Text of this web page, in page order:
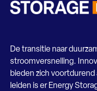
De transitie naar
stroomversnelling.
bieden zich
leiden is er Energy